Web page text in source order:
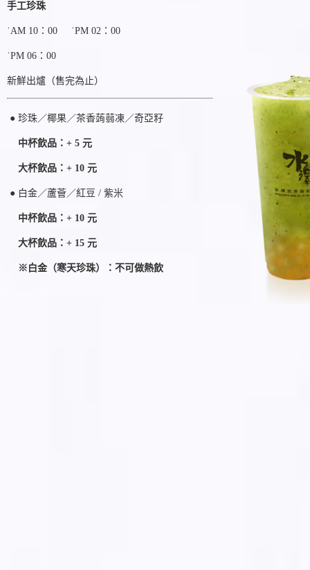
手工珍珠
˙AM 10：00 ˙PM 02：00
˙PM 06：00
新鮮出爐（售完為止）
● 珍珠／椰果／茶香蒟蒻凍／奇亞籽
中杯飲品：+ 5 元
大杯飲品：+ 10 元
● 白金／蘆薈／紅豆 / 紫米
中杯飲品：+ 10 元
大杯飲品：+ 15 元
※白金（寒天珍珠）：不可做熱飲